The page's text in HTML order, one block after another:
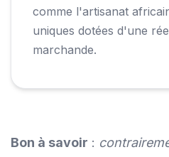
comme l'artisanat
uniques dotées d'une
marchande.
Bon à savoir :